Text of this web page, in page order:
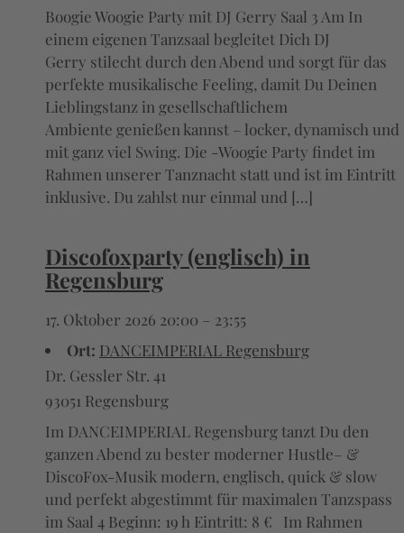
Boogie Woogie Party mit DJ Gerry Saal 3 Am In
einem eigenen Tanzsaal begleitet Dich DJ
Gerry stilecht durch den Abend und sorgt für das
perfekte musikalische Feeling, damit Du Deinen
Lieblingstanz in gesellschaftlichem
Ambiente genießen kannst – locker, dynamisch und
mit ganz viel Swing. Die -Woogie Party findet im
Rahmen unserer Tanznacht statt und ist im Eintritt
inklusive. Du zahlst nur einmal und […]
Discofoxparty (englisch) in
Regensburg
17. Oktober 2026 20:00 – 23:55
Ort: DANCEIMPERIAL Regensburg
Dr. Gessler Str. 41
93051 Regensburg
Im DANCEIMPERIAL Regensburg tanzt Du den
ganzen Abend zu bester moderner Hustle– &
DiscoFox-Musik modern, englisch, quick & slow
und perfekt abgestimmt für maximalen Tanzspass
im Saal 4 Beginn: 19 h Eintritt: 8 € Im Rahmen